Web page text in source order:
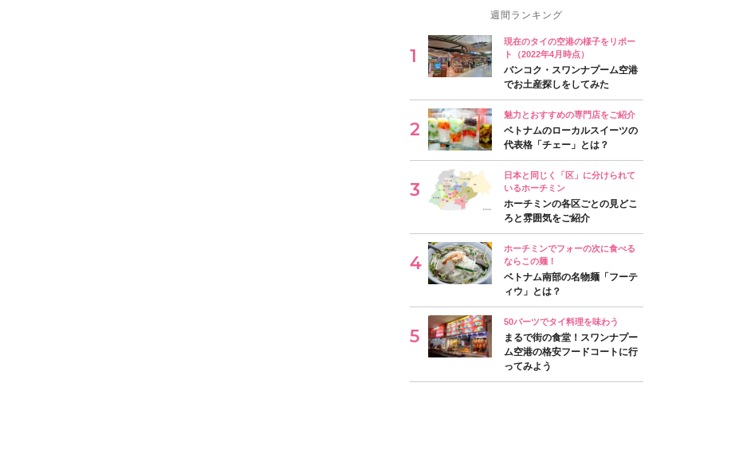
週間ランキング
現在のタイの空港の様子をリポー
ト（2022年4月時点）
バンコク・スワンナプーム空港
でお土産探しをしてみた
魅力とおすすめの専門店をご紹介
ベトナムのローカルスイーツの
代表格「チェー」とは？
日本と同じく「区」に分けられて
いるホーチミン
ホーチミンの各区ごとの見どこ
ろと雰囲気をご紹介
ホーチミンでフォーの次に食べる
ならこの麺！
ベトナム南部の名物麺「フーテ
ィウ」とは？
50バーツでタイ料理を味わう
まるで街の食堂！スワンナプー
ム空港の格安フードコートに行
ってみよう